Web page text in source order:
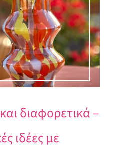
διαφορετικά –
ιδέες με